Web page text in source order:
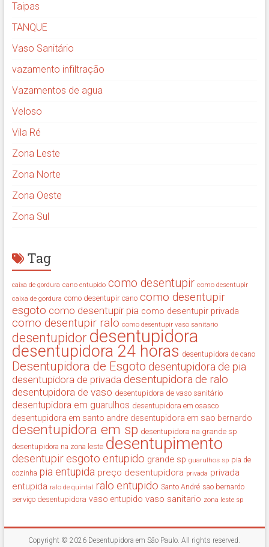
Taipas
TANQUE
Vaso Sanitário
vazamento infiltração
Vazamentos de agua
Veloso
Vila Ré
Zona Leste
Zona Norte
Zona Oeste
Zona Sul
Tag
caixa de gordura cano entupido como desentupir como desentupir
caixa de gordura como desentupir cano como desentupir
esgoto como desentupir pia como desentupir privada
como desentupir ralo como desentupir vaso sanitario
desentupidor desentupidora
desentupidora 24 horas desentupidora de cano
Desentupidora de Esgoto desentupidora de pia
desentupidora de privada desentupidora de ralo
desentupidora de vaso desentupidora de vaso sanitário
desentupidora em guarulhos desentupidora em osasco
desentupidora em santo andre desentupidora em sao bernardo
desentupidora em sp desentupidora na grande sp
desentupidora na zona leste desentupimento
desentupir esgoto entupido grande sp guarulhos sp pia de
cozinha pia entupida preço desentupidora privada privada
entupida ralo de quintal ralo entupido Santo André sao bernardo
serviço desentupidora vaso entupido vaso sanitario zona leste sp
Copyright © 2026 Desentupidora em São Paulo. All rights reserved.